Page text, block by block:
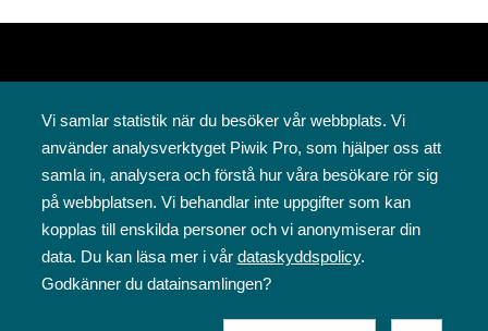
Svenska folkskolans vänner rf
Annegatan 12
00120 Helsingfors
09 6844 570
sfv@sfv.fi
Vi samlar statistik när du besöker vår webbplats. Vi
använder analysverktyget Piwik Pro, som hjälper oss att
samla in, analysera och förstå hur våra besökare rör sig
på webbplatsen. Vi behandlar inte uppgifter som kan
kopplas till enskilda personer och vi anonymiserar din
data. Du kan läsa mer i vår dataskyddspolicy.
Godkänner du datainsamlingen?